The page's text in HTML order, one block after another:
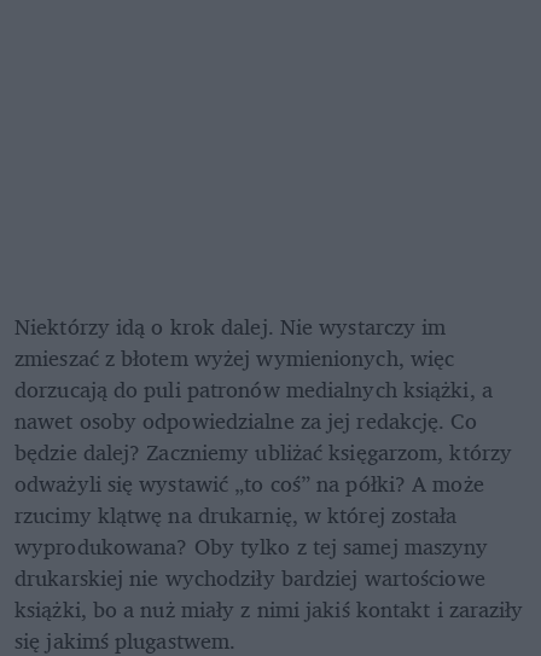
Niektórzy idą o krok dalej. Nie wystarczy im
zmieszać z błotem wyżej wymienionych, więc
dorzucają do puli patronów medialnych książki, a
nawet osoby odpowiedzialne za jej redakcję. Co
będzie dalej? Zaczniemy ubliżać księgarzom, którzy
odważyli się wystawić „to coś” na półki? A może
rzucimy klątwę na drukarnię, w której została
wyprodukowana? Oby tylko z tej samej maszyny
drukarskiej nie wychodziły bardziej wartościowe
książki, bo a nuż miały z nimi jakiś kontakt i zaraziły
się jakimś plugastwem.